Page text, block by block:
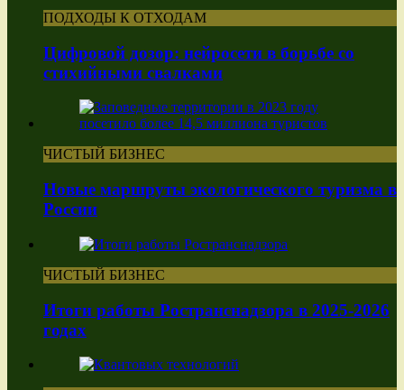
ПОДХОДЫ К ОТХОДАМ
Цифровой дозор: нейросети в борьбе со
стихийными свалками
ЧИСТЫЙ БИЗНЕС
Новые маршруты экологического туризма в
России
ЧИСТЫЙ БИЗНЕС
Итоги работы Ространснадзора в 2025-2026
годах